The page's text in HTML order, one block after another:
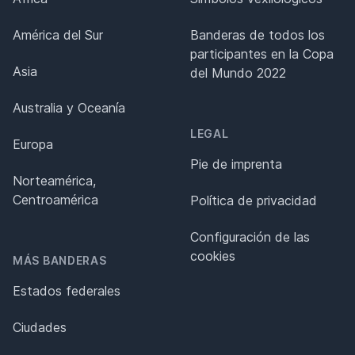
América del Sur
Asia
Australia y Oceanía
Europa
Norteamérica,
Centroamérica
MÁS BANDERAS
Estados federales
Ciudades
Banderas de todos los
participantes en la Copa
del Mundo 2022
LEGAL
Pie de imprenta
Política de privacidad
Configuración de las
cookies